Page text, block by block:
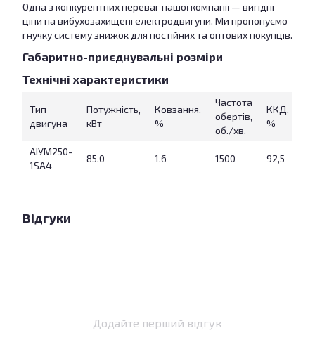
Одна з конкурентних переваг нашої компанії — вигідні
ціни на вибухозахищені електродвигуни. Ми пропонуємо
гнучку систему знижок для постійних та оптових покупців.
Габаритно-приєднувальні розміри
Технічні характеристики
Тип
двигуна
Потужність,
кВт
Ковзання,
%
Частота
обертів,
об./хв.
ККД,
%
АІУМ250-
1SA4
85,0 1,6 1500 92,5
Відгуки
Додайте перший відгук